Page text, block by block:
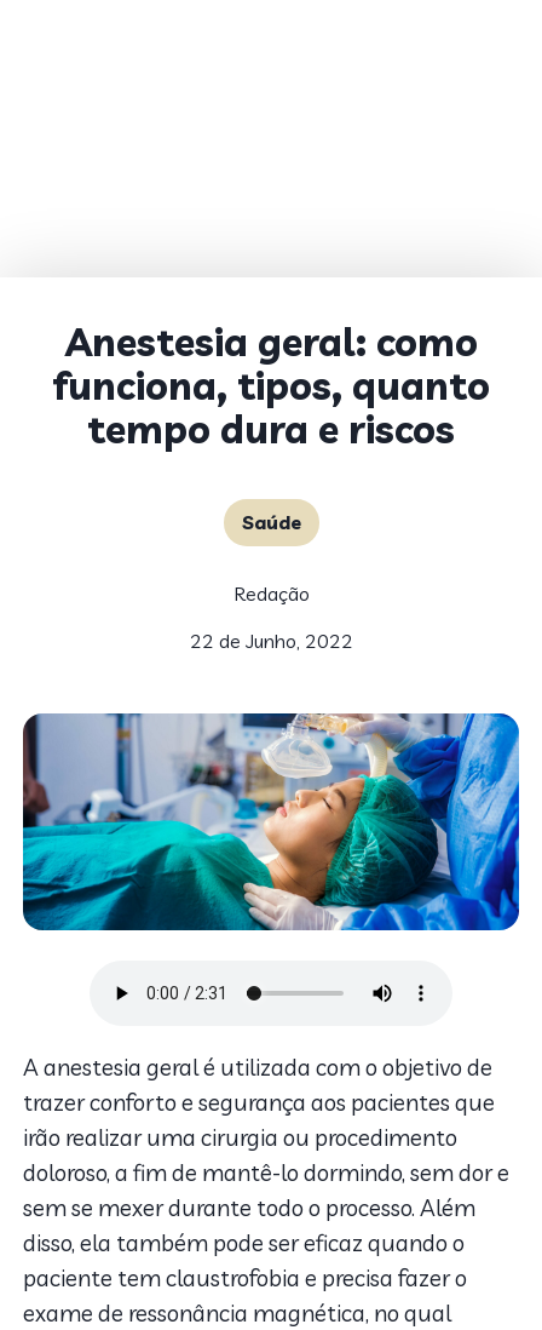
Anestesia geral: como
funciona, tipos, quanto
tempo dura e riscos
Saúde
Redação
22 de Junho, 2022
A anestesia geral é utilizada com o objetivo de
trazer conforto e segurança aos pacientes que
irão realizar uma cirurgia ou procedimento
doloroso, a fim de mantê-lo dormindo, sem dor e
sem se mexer durante todo o processo. Além
disso, ela também pode ser eficaz quando o
paciente tem claustrofobia e precisa fazer o
exame de ressonância magnética, no qual